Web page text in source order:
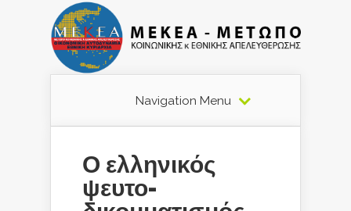
Navigation Menu
Ο ελληνικός
ψευτο-